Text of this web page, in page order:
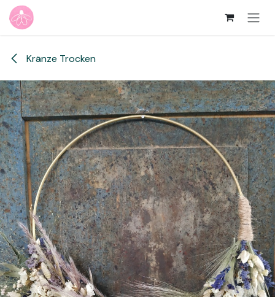
Skip to Content
Kränze Trocken